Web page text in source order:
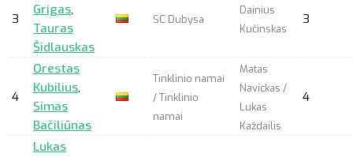
3
Grigas,
Tauras
Šidlauskas
SC Dubysa
Dainius
Kučinskas
3
4
Orestas
Kubilius,
Simas
Bačiliūnas
Tinklinio namai
/ Tinklinio
namai
Matas
Navickas /
Lukas
Každailis
4
Lukas